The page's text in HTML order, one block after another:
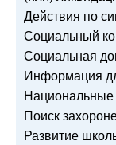
Действия по
Социальный
Социальная
Информация
Национальные
Поиск
Развитие